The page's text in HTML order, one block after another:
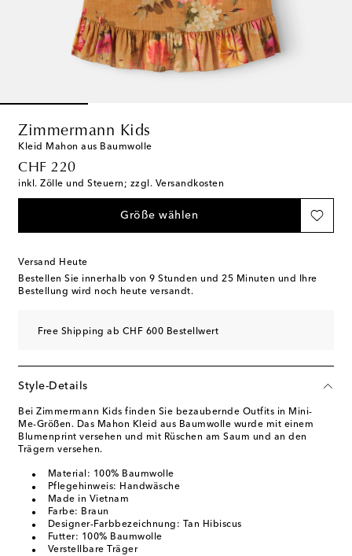
Zimmermann Kids
Kleid Mahon aus Baumwolle
CHF 220
original price
inkl. Zölle und Steuern; zzgl. Versandkosten
Größe wählen
Versand Heute
Bestellen Sie innerhalb von 9 Stunden und 25 Minuten und Ihre
Bestellung wird noch heute versandt.
Free Shipping ab CHF 600 Bestellwert
Style-Details
Bei Zimmermann Kids finden Sie bezaubernde Outfits in Mini-
Me-Größen. Das Mahon Kleid aus Baumwolle wurde mit einem
Blumenprint versehen und mit Rüschen am Saum und an den
Trägern versehen.
Material: 100% Baumwolle
Pflegehinweis: Handwäsche
Made in Vietnam
Farbe: Braun
Designer-Farbbezeichnung: Tan Hibiscus
Futter: 100% Baumwolle
Verstellbare Träger